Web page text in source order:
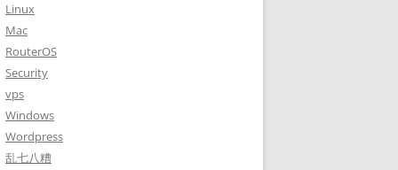
Linux
Mac
RouterOS
Security
vps
Windows
Wordpress
乱七八糟